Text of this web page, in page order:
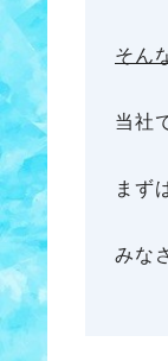
そん
当社
まず
みな